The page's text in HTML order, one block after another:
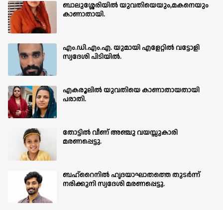
ബാലുശ്ശേരിയില്‍ യുവതിയെയും,മകനെയും
കാണാതായി.
എം.ഡി.എം.എ. യുമായി എളേറ്റിൽ വട്ടോളി
സ്വദേശി പിടിയിൽ.
എകരൂലിൽ യുവതിയെ കാണാതായതായി
പരാതി.
തോട്ടിൽ വീണ് അഞ്ചു വയസ്സുകാരി
മരണപ്പെട്ടു.
ബഹ്‌റൈനിൽ ഹൃദയാഘാതത്തെ തുടർന്ന്
നരിക്കുനി സ്വദേശി മരണപ്പെട്ടു.